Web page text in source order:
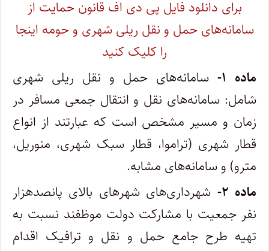
برای دانلود فایل پی دی اف قانون حمایت از
سامانه‌های حمل و نقل ریلی شهری و حومه اینجا
را کلیک کنید
ماده ۱-
سامانه‌های حمل و نقل ریلی شهری
شامل: سامانه‌های نقل و انتقال جمعی مسافر در
زمان و مسیر مشخص است که عبارتند از انواع
قطار شهری (تراموا، قطار سبک شهری، منوریل،
مترو) و سامانه‌های مشابه.
ماده ۲-
شهرداری‌های شهرهای بالای پانصدهزار
نفر جمعیت با مشارکت دولت موظفند نسبت به
تهیه طرح جامع حمل و نقل و ترافیک اقدام